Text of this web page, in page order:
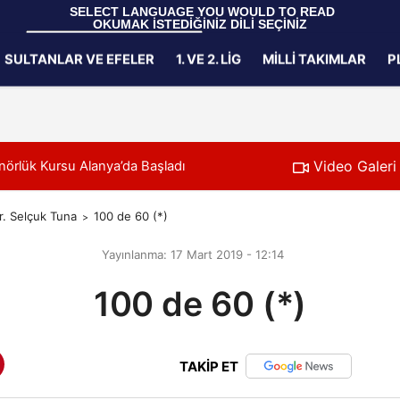
SELECT LANGUAGE YOU WOULD TO READ
OKUMAK İSTEDİĞİNİZ DİLİ SEÇİNİZ
SULTANLAR VE EFELER 1. VE 2. LIG MILLI TAKIMLAR
00:39 U20 Erkek Millî Takımımız, 2027 CEV U20 Erkekler
Video Galeri
Selçuk Tuna 100 de 60 (*)
Yayınlanma: 17 Mart 2019 - 12:14
100 de 60 (*)
TAKİP ET